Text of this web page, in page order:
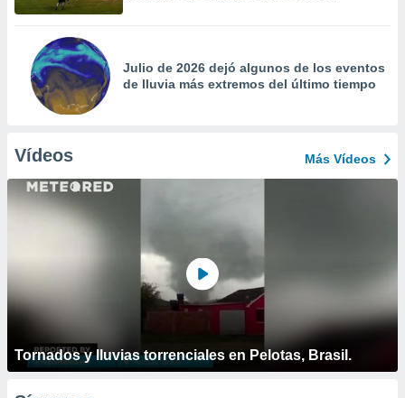
Julio de 2026 dejó algunos de los eventos
de lluvia más extremos del último tiempo
Vídeos Más Vídeos
Tornados y lluvias torrenciales en Pelotas, Brasil.